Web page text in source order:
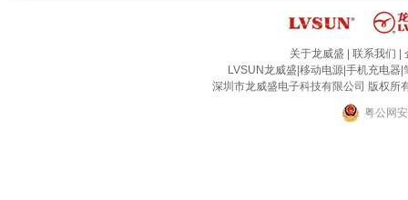
关于龙威盛 联系我们
LVSUN龙威盛 移动电源 手机充电器
深圳市龙威盛电子科技有限公司 版权
粤公网